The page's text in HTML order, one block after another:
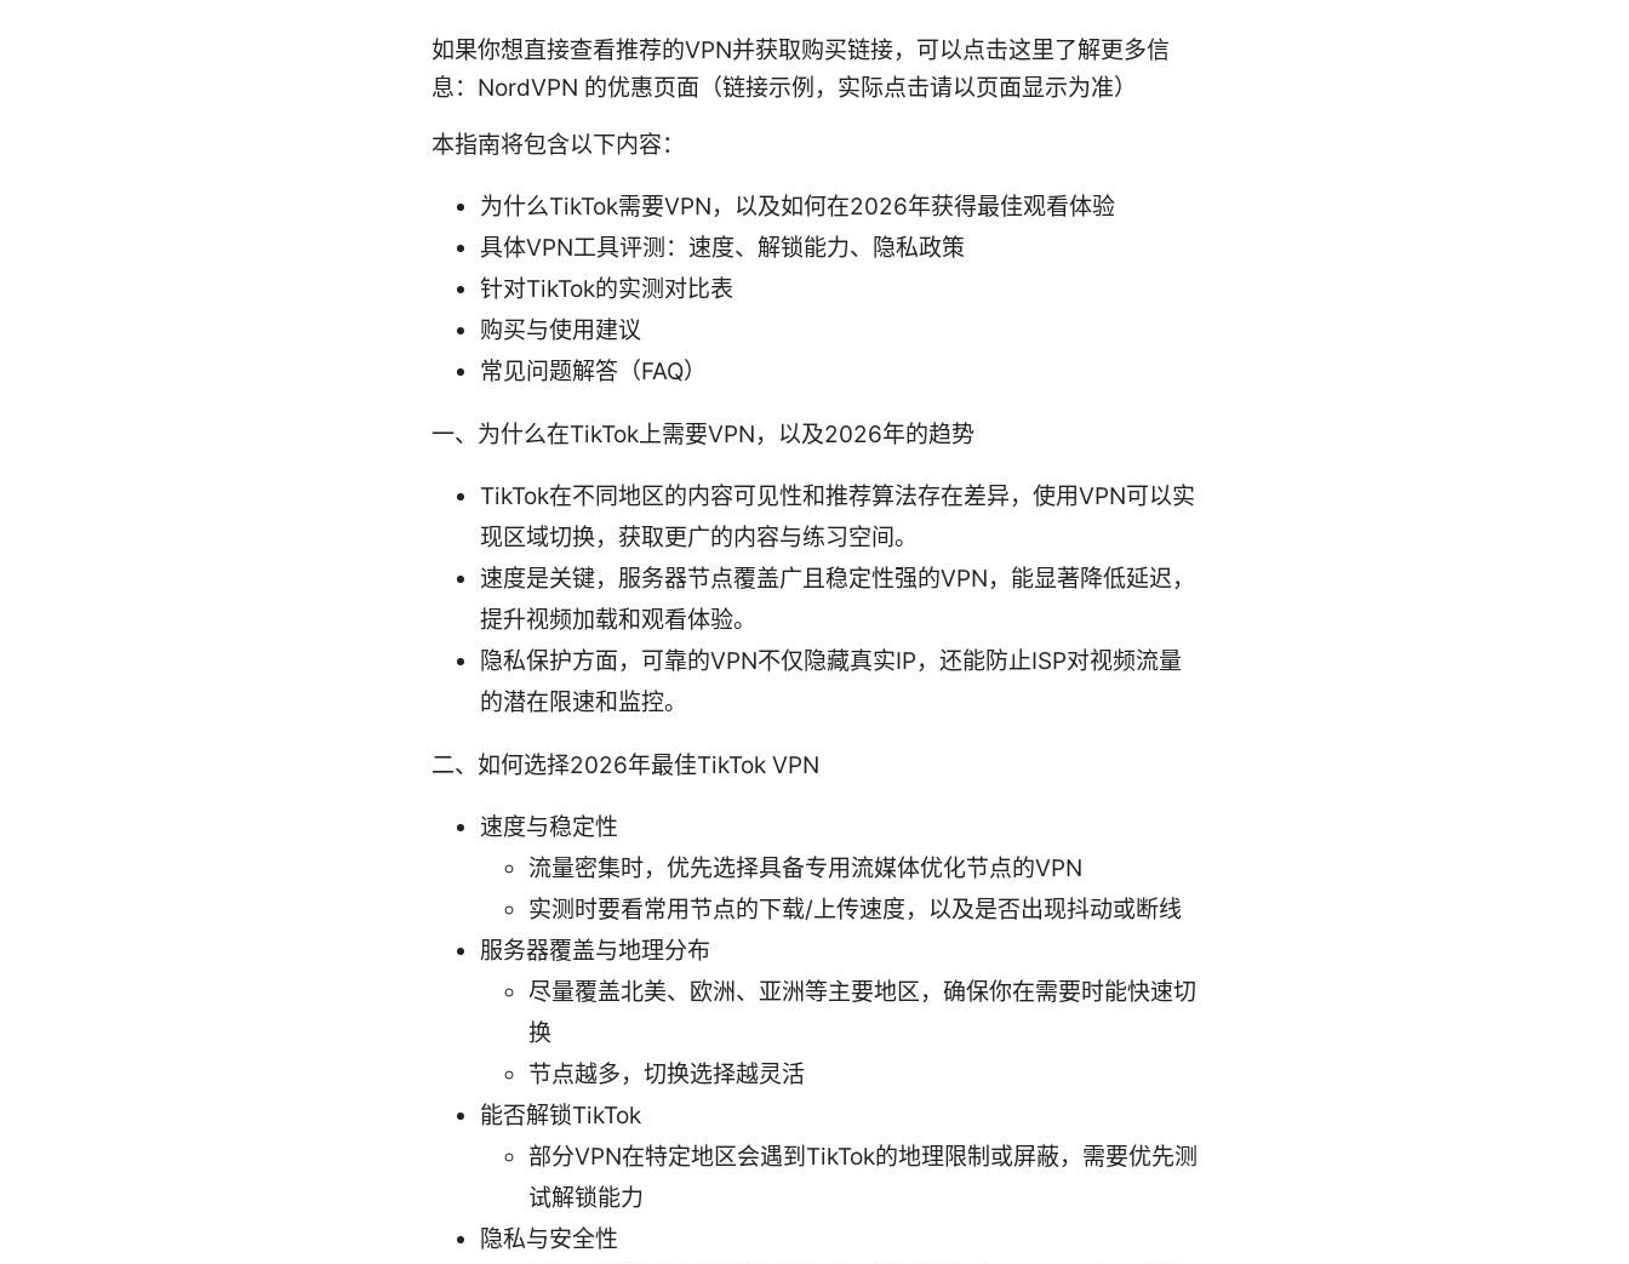
如果你想直接查看推荐的VPN并获取购买链接，可以点击这里了解更多信
息：NordVPN 的优惠页面（链接示例，实际点击请以页面显示为准）
本指南将包含以下内容：
为什么TikTok需要VPN，以及如何在2026年获得最佳观看体验
具体VPN工具评测：速度、解锁能力、隐私政策
针对TikTok的实测对比表
购买与使用建议
常见问题解答（FAQ）
一、为什么在TikTok上需要VPN，以及2026年的趋势
TikTok在不同地区的内容可见性和推荐算法存在差异，使用VPN可以实
现区域切换，获取更广的内容与练习空间。
速度是关键，服务器节点覆盖广且稳定性强的VPN，能显著降低延迟，
提升视频加载和观看体验。
隐私保护方面，可靠的VPN不仅隐藏真实IP，还能防止ISP对视频流量
的潜在限速和监控。
二、如何选择2026年最佳TikTok VPN
速度与稳定性
流量密集时，优先选择具备专用流媒体优化节点的VPN
实测时要看常用节点的下载/上传速度，以及是否出现抖动或断线
服务器覆盖与地理分布
尽量覆盖北美、欧洲、亚洲等主要地区，确保你在需要时能快速切
换
节点越多，切换选择越灵活
能否解锁TikTok
部分VPN在特定地区会遇到TikTok的地理限制或屏蔽，需要优先测
试解锁能力
隐私与安全性